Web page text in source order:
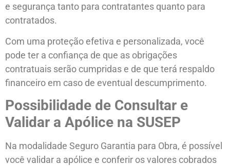
e segurança tanto para contratantes quanto para
contratados.
Com uma proteção efetiva e personalizada, você
pode ter a confiança de que as obrigações
contratuais serão cumpridas e de que terá respaldo
financeiro em caso de eventual descumprimento.
Possibilidade de Consultar e
Validar a Apólice na SUSEP
Na modalidade Seguro Garantia para Obra, é possível
você validar a apólice e conferir os valores cobrados